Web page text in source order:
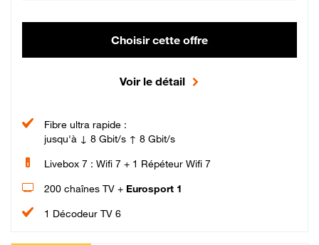
Choisir cette offre
Voir le détail
Fibre ultra rapide :
jusqu'à ↓ 8 Gbit/s ↑ 8 Gbit/s
Livebox 7 : Wifi 7 + 1 Répéteur Wifi 7
200 chaînes TV + Eurosport 1
1 Décodeur TV 6